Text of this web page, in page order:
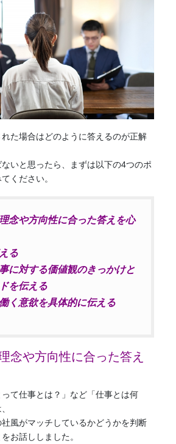
た場合はどのように答えるのが正解
いと思ったら、まずは以下の4つのポ
ください。
念や方向性に合った答えを心
る
に対する価値観のきっかけと
を伝える
く意欲を具体的に伝える
念や方向性に合った答え
て仕事とは？」など「仕事とは何
風がマッチしているかどうかを判断
お話ししました。